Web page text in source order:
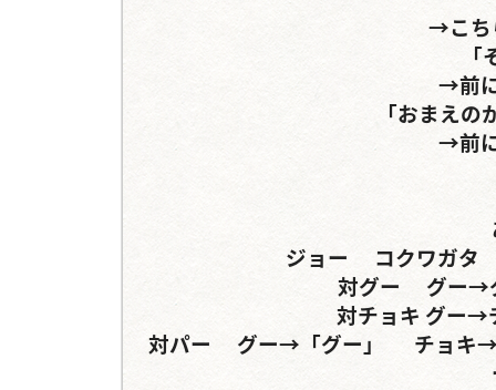
→こち
→前
「おまえ
→前
ジョー	コクワガタ	サンボンヅノorキプルツヤクワガタ
対グー	グー→グー→グー	パー→グー→パー→
対チョキ	グー→チョキ→パー→	チョキ→パー→
対パー	グー→「グー」	チョキ→パー「パー」→「チョキ」「パー」『パー』→『パ